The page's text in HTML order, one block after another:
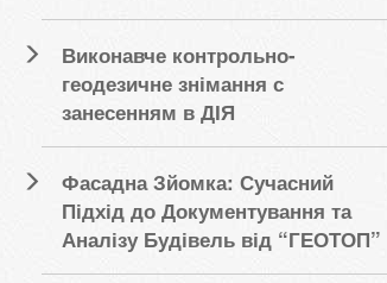
Виконавче контрольно-
геодезичне знімання с
занесенням в ДІЯ
Фасадна Зйомка: Сучасний
Підхід до Документування та
Аналізу Будівель від “ГЕОТОП”